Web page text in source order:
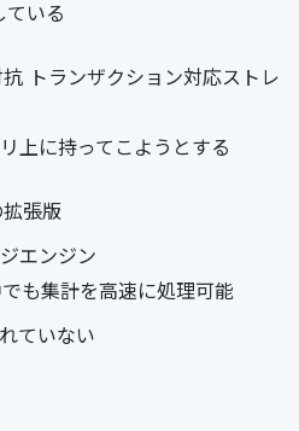
いる
トランザクション対応ストレ
上に持ってこようとする
張版
エンジン
も集計を高速に処理可能
ていない